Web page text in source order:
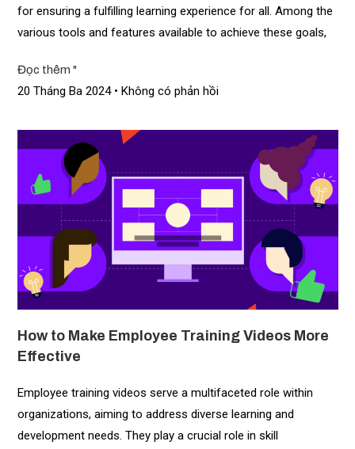
for ensuring a fulfilling learning experience for all. Among the
various tools and features available to achieve these goals,
Đọc thêm "
20 Tháng Ba 2024 Không có phản hồi
How to Make Employee Training Videos More
Effective
Employee training videos serve a multifaceted role within
organizations, aiming to address diverse learning and
development needs. They play a crucial role in skill